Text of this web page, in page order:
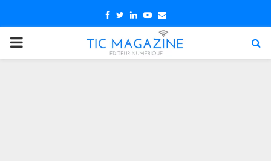
Facebook
TwitterLinkedin
Youtube
Email
PRIMARY